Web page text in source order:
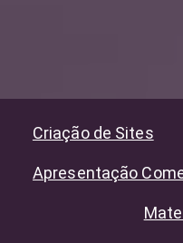
Criação de Sites
Apresentação